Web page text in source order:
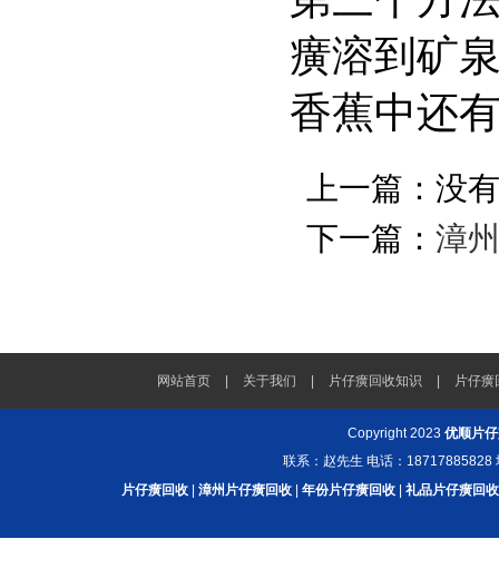
癀溶到矿
香蕉中还
上一篇：没
下一篇： 漳
网站首页 关于我们 片仔癀回收知识 片仔癀
Copyright 2023 优顺片
联系：赵先生 电话：18717885828
片仔癀回收
漳州片仔癀回收 年份片仔癀回收 礼品片仔癀回收